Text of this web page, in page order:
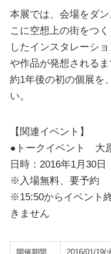
本展では、会場をダ
こに空想上の街をつ
したインスタレーシ
や作品が発想される
約1年後の初の個展を
い。
【関連イベント】
●トークイベント 大
日時：2016年1月30
※入場無料、要予約
※15:50からイベント
きません
開催期間
2016/01/19(